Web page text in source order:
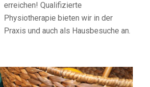
erreichen! Qualifizierte
Physiotherapie bieten wir in der
Praxis und auch als Hausbesuche an.